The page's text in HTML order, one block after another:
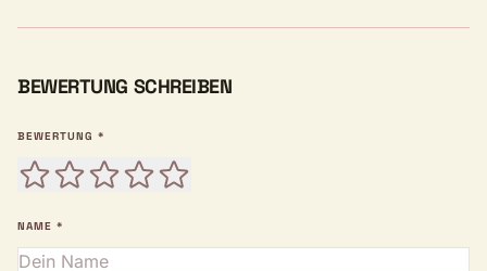
BEWERTUNG SCHREIBEN
BEWERTUNG *
NAME *